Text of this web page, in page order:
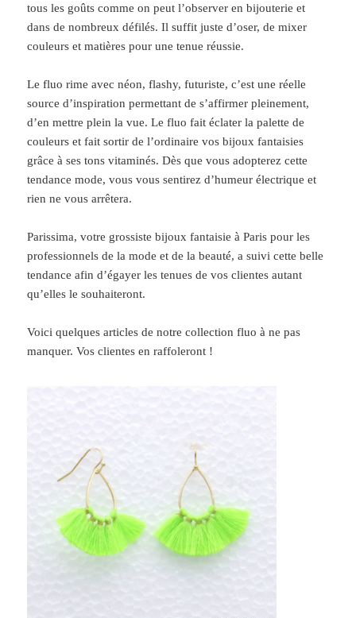
tous les goûts comme on peut l’observer en bijouterie et
dans de nombreux défilés. Il suffit juste d’oser, de mixer
couleurs et matières pour une tenue réussie.
Le fluo rime avec néon, flashy, futuriste, c’est une réelle
source d’inspiration permettant de s’affirmer pleinement,
d’en mettre plein la vue. Le fluo fait éclater la palette de
couleurs et fait sortir de l’ordinaire vos bijoux fantaisies
grâce à ses tons vitaminés. Dès que vous adopterez cette
tendance mode, vous vous sentirez d’humeur électrique et
rien ne vous arrêtera.
Parissima, votre grossiste bijoux fantaisie à Paris pour les
professionnels de la mode et de la beauté, a suivi cette belle
tendance afin d’égayer les tenues de vos clientes autant
qu’elles le souhaiteront.
Voici quelques articles de notre collection fluo à ne pas
manquer. Vos clientes en raffoleront !